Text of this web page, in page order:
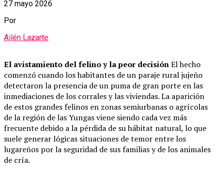
27 mayo 2026
Por
Ailén Lazarte
El avistamiento del felino y la peor decisiónEl hecho
comenzó cuando los habitantes de un paraje rural jujeño
detectaron la presencia de un puma de gran porte en las
inmediaciones de los corrales y las viviendas. La aparición
de estos grandes felinos en zonas semiurbanas o agrícolas
de la región de las Yungas viene siendo cada vez más
frecuente debido a la pérdida de su hábitat natural, lo que
suele generar lógicas situaciones de temor entre los
lugareños por la seguridad de sus familias y de los animales
de cría.